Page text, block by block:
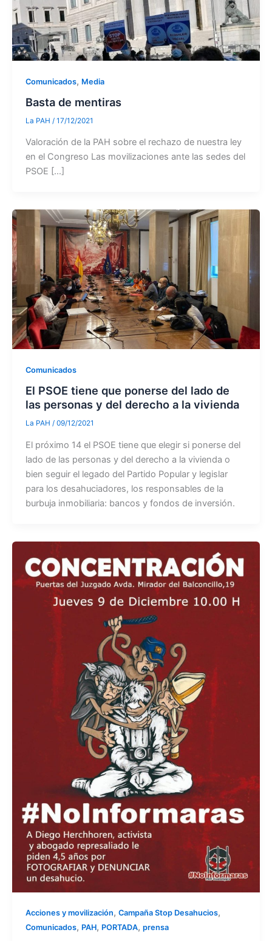
Comunicados, Media
Basta de mentiras
La PAH / 17/12/2021
Valoración de la PAH sobre el rechazo de nuestra ley
en el Congreso Las movilizaciones ante las sedes del
PSOE […]
Comunicados
El PSOE tiene que ponerse del lado de
las personas y del derecho a la vivienda
La PAH / 09/12/2021
El próximo 14 el PSOE tiene que elegir si ponerse del
lado de las personas y del derecho a la vivienda o
bien seguir el legado del Partido Popular y legislar
para los desahuciadores, los responsables de la
burbuja inmobiliaria: bancos y fondos de inversión.
Acciones y movilización, Campaña Stop Desahucios,
Comunicados, PAH, PORTADA, prensa